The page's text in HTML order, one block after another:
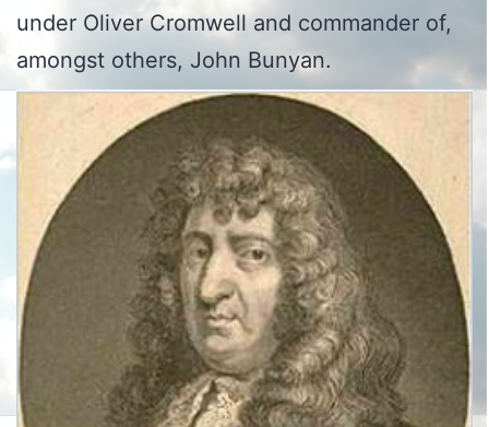
under Oliver Cromwell and commander of,
amongst others, John Bunyan.